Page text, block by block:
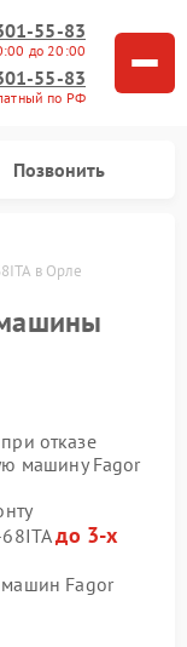
55-83
до 20:00
55-83
по РФ
Позвонить
в Орле
отказе
машину Fagor
68ITAдо 3-х
Fagor